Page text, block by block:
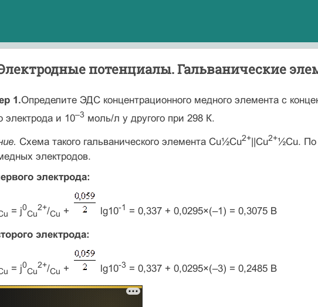
потенциалы. Гальванические
1.Определите ЭДС концентрационного медного элемента с
электрода и 10–3моль/л у другого при 298 К.
Схема такого гальванического элемента Cu½Cu2+||Cu2+½Cu. По
электродов.
электрода:
= j0
Сu
2+/Cu + lg10-1 = 0,337 + 0,0295×(–1) = 0,3075 В
электрода:
= j0
Сu
2+/Cu + lg10-3= 0,337 + 0,0295×(–3) = 0,2485 В